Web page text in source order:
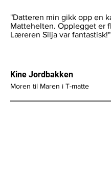
"Datteren min gikk opp en
Mattehelten. Opplegget er
Læreren Silja var fantastisk!"
Kine Jordbakken
Moren til Maren i T-matte